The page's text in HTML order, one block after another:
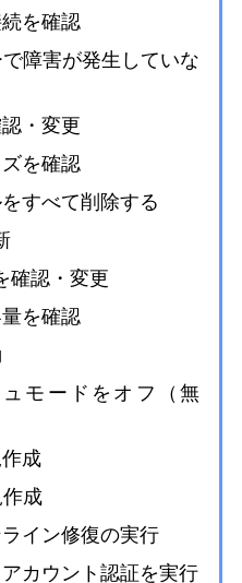
を確認
障害が発生していな
・変更
を確認
すべて削除する
確認・変更
を確認
モードをオフ（無
成
成
イン修復の実行
カウント認証を実行